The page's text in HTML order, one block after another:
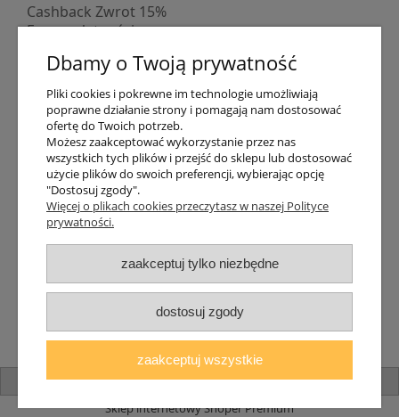
Cashback Zwrot 15%
Formy płatności
Numer konta
PayPo kupujesz, nie płacisz
Progi rabatowe
Promocje
Dostawa
Czas wysyłki
Dostawa
Śledzenie przesyłki GLS
Śledzenie przesyłki DPD
Shipping abroad
Zarejestruj się /Zaloguj się
Lampomat 2017 - 2026
pokaż pełną wersję strony
Sklep internetowy Shoper Premium
Dbamy o Twoją prywatność
Pliki cookies i pokrewne im technologie umożliwiają
poprawne działanie strony i pomagają nam dostosować
ofertę do Twoich potrzeb.
Możesz zaakceptować wykorzystanie przez nas
wszystkich tych plików i przejść do sklepu lub dostosować
użycie plików do swoich preferencji, wybierając opcję
"Dostosuj zgody".
Więcej o plikach cookies przeczytasz w naszej Polityce
prywatności.
zaakceptuj tylko niezbędne
dostosuj zgody
zaakceptuj wszystkie